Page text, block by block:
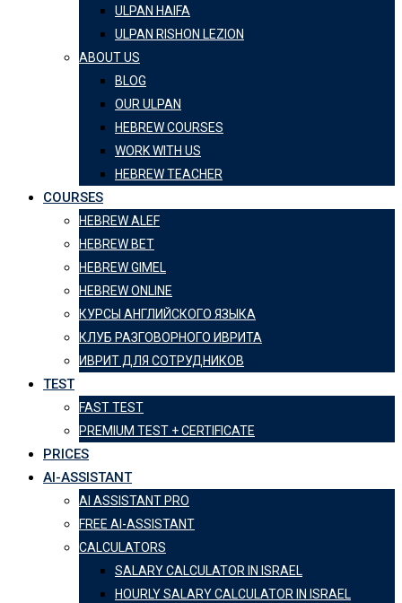
ULPAN HAIFA
ULPAN RISHON LEZION
ABOUT US
BLOG
OUR ULPAN
HEBREW COURSES
WORK WITH US
HEBREW TEACHER
COURSES
HEBREW ALEF
HEBREW BET
HEBREW GIMEL
HEBREW ONLINE
КУРСЫ АНГЛИЙСКОГО ЯЗЫКА
КЛУБ РАЗГОВОРНОГО ИВРИТА
ИВРИТ ДЛЯ СОТРУДНИКОВ
TEST
FAST TEST
PREMIUM TEST + CERTIFICATE
PRICES
AI-ASSISTANT
AI ASSISTANT PRO
FREE AI-ASSISTANT
CALCULATORS
SALARY CALCULATOR IN ISRAEL
HOURLY SALARY CALCULATOR IN ISRAEL